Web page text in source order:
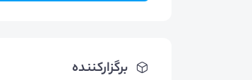
برگزارکننده